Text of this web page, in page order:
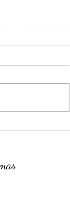
Des